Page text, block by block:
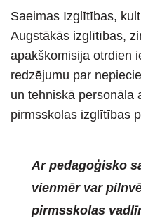
Saeimas Izglītības,
Augstākās izglītības,
apakškomisija otrdien
redzējumu par
un tehniskā personāla
pirmsskolas izglītības
Ar pedagoģisko
vienmēr var
pirmsskolas